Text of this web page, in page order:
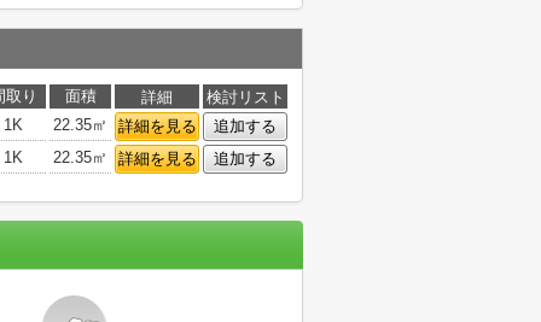
取り 面積 詳細
検討リスト
1K 22.35㎡ 詳細を見る
追加する
1K 22.35㎡ 詳細を見る 追加する